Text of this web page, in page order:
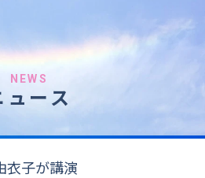
NEWS
ュース
衣子が講演